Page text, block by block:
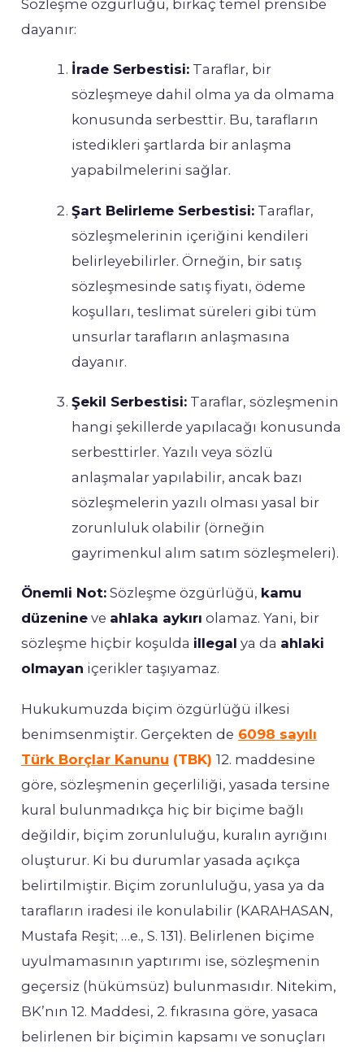
Sözleşme özgürlüğü, birkaç temel prensibe
dayanır:
İrade Serbestisi:Taraflar, bir
sözleşmeye dahil olma ya da olmama
konusunda serbesttir. Bu, tarafların
istedikleri şartlarda bir anlaşma
yapabilmelerini sağlar.
Şart Belirleme Serbestisi:Taraflar,
sözleşmelerinin içeriğini kendileri
belirleyebilirler. Örneğin, bir satış
sözleşmesinde satış fiyatı, ödeme
koşulları, teslimat süreleri gibi tüm
unsurlar tarafların anlaşmasına
dayanır.
Şekil Serbestisi:Taraflar, sözleşmenin
hangi şekillerde yapılacağı konusunda
serbesttirler. Yazılı veya sözlü
anlaşmalar yapılabilir, ancak bazı
sözleşmelerin yazılı olması yasal bir
zorunluluk olabilir (örneğin
gayrimenkul alım satım sözleşmeleri).
Önemli Not: Sözleşme özgürlüğü, kamu
düzenine ve ahlaka aykırı olamaz. Yani, bir
sözleşme hiçbir koşulda illegal ya da ahlaki
olmayan içerikler taşıyamaz.
Hukukumuzda biçim özgürlüğü ilkesi
benimsenmiştir. Gerçekten de 6098 sayılı
Türk Borçlar Kanunu (TBK) 12. maddesine
göre, sözleşmenin geçerliliği, yasada tersine
kural bulunmadıkça hiç bir biçime bağlı
değildir, biçim zorunluluğu, kuralın ayrığını
oluşturur. Ki bu durumlar yasada açıkça
belirtilmiştir. Biçim zorunluluğu, yasa ya da
tarafların iradesi ile konulabilir (KARAHASAN,
Mustafa Reşit; …e., S. 131). Belirlenen biçime
uyulmamasının yaptırımı ise, sözleşmenin
geçersiz (hükümsüz) bulunmasıdır. Nitekim,
BK’nın 12. Maddesi, 2. fıkrasına göre, yasaca
belirlenen bir biçimin kapsamı ve sonuçları